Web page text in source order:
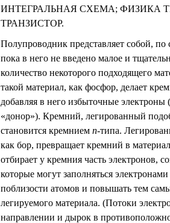
ИНТЕГРАЛЬНАЯ СХЕМА; ФИЗИКА
ТРАНЗИСТОР.
Полупроводник представляет собой, по
пока в него не введено малое и
количество некоторого подходящего
такой материал, как фосфор, делает
добавляя в него избыточные электроны
«донор»). Кремний, легированный
становится кремнием n-типа.
как бор, превращает кремний в
отбирает у кремния часть электронов,
которые могут заполняться
поблизости атомов и повышать тем
легируемого материала. (Потоки
направлении и дырок в